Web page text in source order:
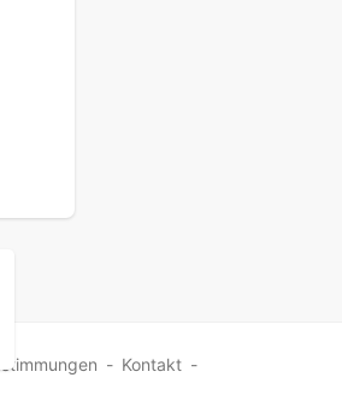
- Kontakt -